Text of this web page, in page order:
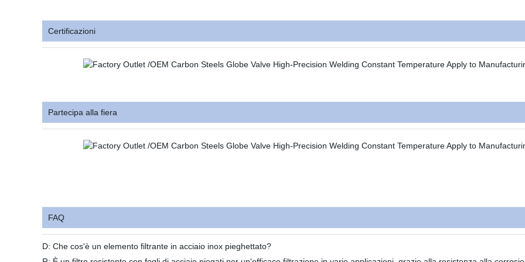
Certificazioni
Partecipa alla fiera
FAQ
D: Che cos'è un elemento filtrante in acciaio inox pieghettato?